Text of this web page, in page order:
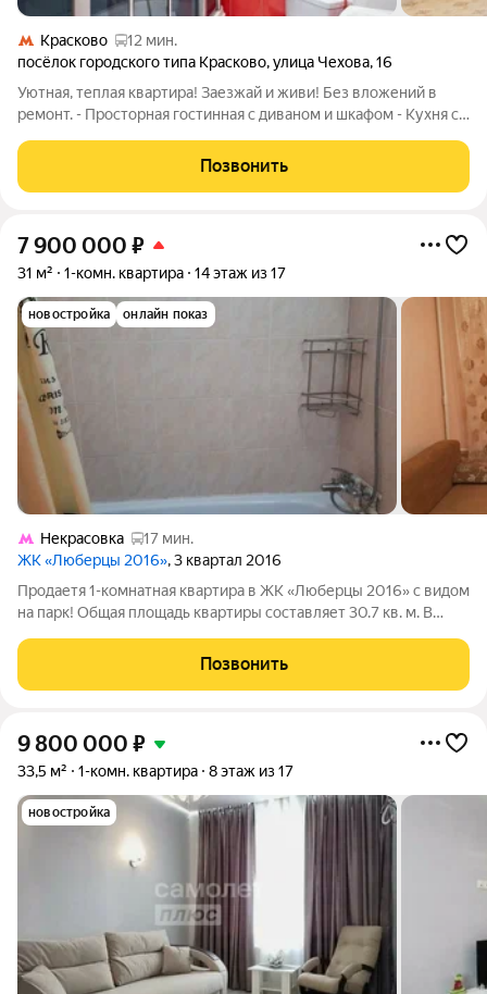
Красково
12 мин.
посёлок городского типа Красково,улица Чехова,16
Уютная, теплая квартира! Заезжай и живи! Без вложений в
ремонт. - Просторная гостинная с диваном и шкафом - Кухня с
качественная сантехника. -Просторный остекленная балкон .
Инфраструктура развита :
Позвонить
7 900 000 ₽
31 м² 1-комн. квартира 14 этаж из 17
новостройка онлайн показ
Некрасовка
17 мин.
ЖК «Люберцы 2016», 3 квартал 2016
Продаетя 1-комнатная квартира в ЖК «Люберцы 2016» с видом
на парк! Общая площадь квартиры составляет 30.7 кв. м. В
проживания. Просторная кухня, совмещенный санузел. Окна
выходят на тихий и зеленый
Позвонить
9 800 000 ₽
33,5 м² 1-комн. квартира 8 этаж из 17
новостройка